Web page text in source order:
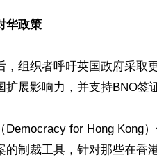
华政策
，组织者呼吁英国政府采取
扩展影响力，并支持BNO签
Democracy for Hong Kong
的制裁工具，针对那些在香